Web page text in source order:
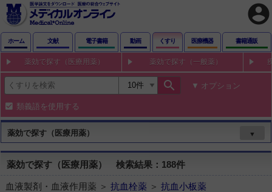
account_circle
ホーム 文献 電子書籍 動画 くすり 医療機器 書籍通販
薬効で探す（医療用薬） 薬効で探す（一般薬）
search オプション
類義語を使用する
薬効で探す（医療用薬） ▼
薬効で探す（医療用薬） 検索結果：188件
血液製剤・血液作用薬 ＞ 抗血栓薬 ＞ 抗血小板薬